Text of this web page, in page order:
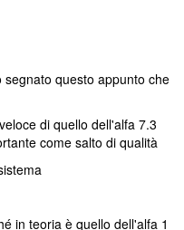
questo appunto che
di quello dell'alfa 7.3
come salto di qualità
in teoria è quello dell'alfa 1